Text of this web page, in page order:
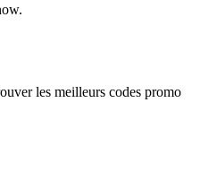
les meilleurs codes promo